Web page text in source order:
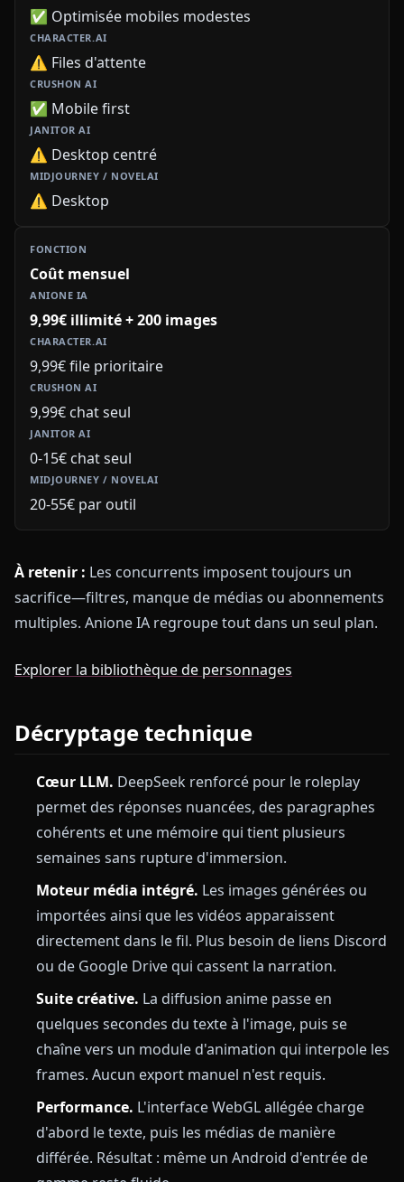
✅ Optimisée mobiles modestes
⚠️ Files d'attente
✅ Mobile first
⚠️ Desktop centré
⚠️ Desktop
Coût mensuel
9,99€ illimité + 200 images
9,99€ file prioritaire
9,99€ chat seul
0-15€ chat seul
20-55€ par outil
À retenir : Les concurrents imposent toujours un
sacrifice—filtres, manque de médias ou abonnements
multiples. Anione IA regroupe tout dans un seul plan.
Explorer la bibliothèque de personnages
Décryptage technique
Cœur LLM. DeepSeek renforcé pour le roleplay
permet des réponses nuancées, des paragraphes
cohérents et une mémoire qui tient plusieurs
semaines sans rupture d'immersion.
Moteur média intégré. Les images générées ou
importées ainsi que les vidéos apparaissent
directement dans le fil. Plus besoin de liens Discord
ou de Google Drive qui cassent la narration.
Suite créative. La diffusion anime passe en
quelques secondes du texte à l'image, puis se
chaîne vers un module d'animation qui interpole les
frames. Aucun export manuel n'est requis.
Performance. L'interface WebGL allégée charge
d'abord le texte, puis les médias de manière
différée. Résultat : même un Android d'entrée de